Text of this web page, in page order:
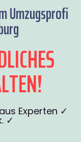
Umzugsprofi
Experten ✓
✓